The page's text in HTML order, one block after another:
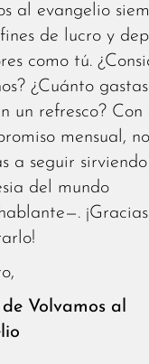
al evangelio
de lucro y
como tú.
¿Cuánto
un refresco? Con
mensual,
a seguir
del mundo
Volvamos al